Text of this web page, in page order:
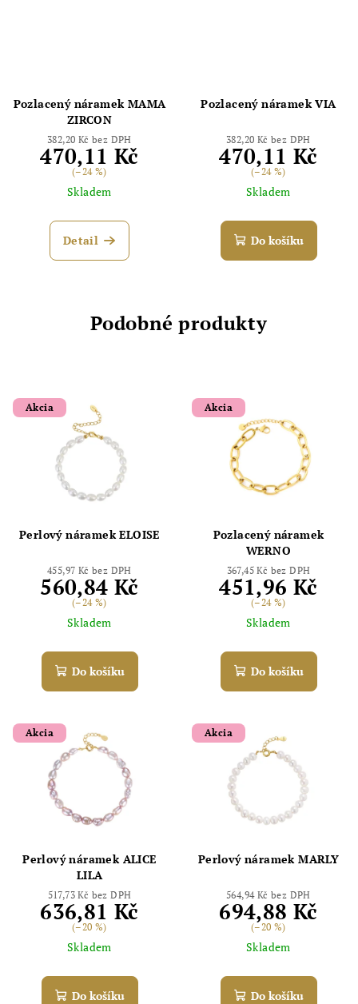
Pozlacený náramek MAMA
ZIRCON
382,20 Kč bez DPH
470,11 Kč
(–24 %)
Skladem
Detail
Pozlacený náramek VIA
382,20 Kč bez DPH
470,11 Kč
(–24 %)
Skladem
Do košíku
Podobné produkty
Akcia
Perlový náramek ELOISE
455,97 Kč bez DPH
560,84 Kč
(–24 %)
Skladem
Do košíku
Akcia
Pozlacený náramek
WERNO
367,45 Kč bez DPH
451,96 Kč
(–24 %)
Skladem
Do košíku
Akcia
Perlový náramek ALICE
LILA
517,73 Kč bez DPH
636,81 Kč
(–20 %)
Skladem
Do košíku
Akcia
Perlový náramek MARLY
564,94 Kč bez DPH
694,88 Kč
(–20 %)
Skladem
Do košíku